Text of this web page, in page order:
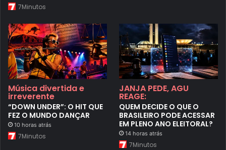
7Minutos
Música divertida e
irreverente
“DOWN UNDER”: O HIT QUE
FEZ O MUNDO DANÇAR
10 horas atrás
7Minutos
JANJA PEDE, AGU
REAGE:
QUEM DECIDE O QUE O
BRASILEIRO PODE ACESSAR
EM PLENO ANO ELEITORAL?
14 horas atrás
7Minutos